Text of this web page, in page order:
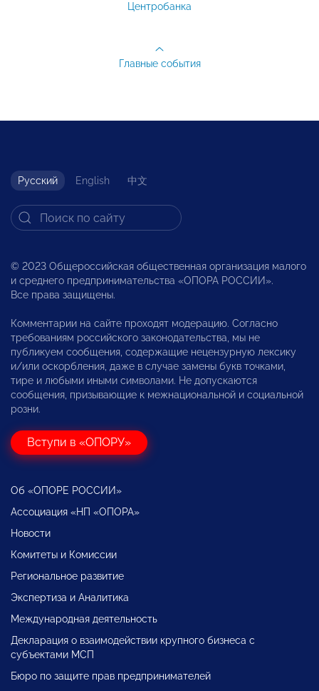
Центробанка
Главные события
Русский English 中文
© 2023 Общероссийская общественная организация малого
и среднего предпринимательства «ОПОРА РОССИИ».
Все права защищены.
Комментарии на сайте проходят модерацию. Согласно
требованиям российского законодательства, мы не
публикуем сообщения, содержащие нецензурную лексику
и/или оскорбления, даже в случае замены букв точками,
тире и любыми иными символами. Не допускаются
сообщения, призывающие к межнациональной и социальной
розни.
Вступи в «ОПОРУ»
Об «ОПОРЕ РОССИИ»
Ассоциация «НП «ОПОРА»
Новости
Комитеты и Комиссии
Региональное развитие
Экспертиза и Аналитика
Международная деятельность
Декларация о взаимодействии крупного бизнеса с
субъектами МСП
Бюро по защите прав предпринимателей